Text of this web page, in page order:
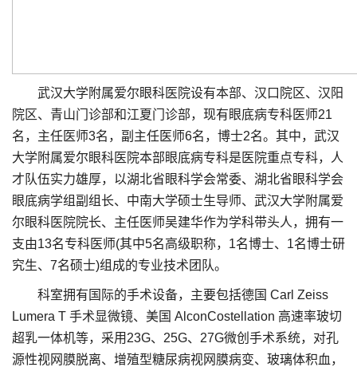
武汉大学附属爱尔眼科医院设有本部、汉口院区、汉阳
院区、青山门诊部和江夏门诊部，现有眼底病专科医师21
名，主任医师3名，副主任医师6名，博士2名。其中，武汉
大学附属爱尔眼科医院本部眼底病专科是医院重点专科，人
才队伍实力雄厚，以湖北省眼科学会常委、湖北省眼科学会
眼底病学组副组长、中南大学硕士生导师、武汉大学附属爱
尔眼科医院院长、主任医师吴建华作为学科带头人，拥有一
支由13名专科医师(其中5名高级职称，1名博士、1名博士研
究生、7名硕士)组成的专业技术团队。
科室拥有国际的手术设备，主要包括德国 Carl Zeiss
Lumera T 手术显微镜、美国 AlconCostellation 高速率玻切
超乳一体机等，采用23G、25G、27G微创手术系统，对孔
源性视网膜脱离、增殖型糖尿病视网膜病变、玻璃体积血，